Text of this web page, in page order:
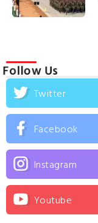
Follow Us
Twitter
Facebook
Instagram
Youtube